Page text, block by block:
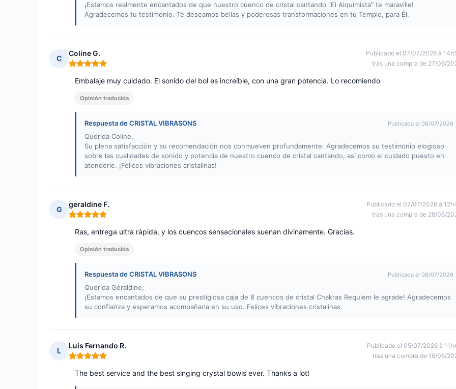
¡Estamos realmente encantados de que nuestro cuenco de cristal cantando "El Alquimista" te maraville!
Agradecemos tu testimonio. Te deseamos bellas y poderosas transformaciones en tu Templo, para Él.
C
Coline G.
Nota: 5 de 5
Publicado el 07/07/2026 à
tras una compra de 27/06/
Embalaje muy cuidado. El sonido del bol es increíble, con una gran potencia. Lo recomiendo
Opinión traducida
Respuesta de CRISTAL VIBRASONS Publicada el 08/07/2026
Querida Coline,
Su plena satisfacción y su recomendación nos conmueven profundamente. Agradecemos su testimonio elogioso
sobre las cualidades de sonido y potencia de nuestro cuenco de cristal cantando, así como el cuidado puesto en
atenderle. ¡Felices vibraciones cristalinas!
G
geraldine F.
Nota: 5 de 5
Publicado el 07/07/2026 à
tras una compra de 28/06/
Ras, entrega ultra rápida, y los cuencos sensacionales suenan divinamente. Gracias.
Opinión traducida
Respuesta de CRISTAL VIBRASONS Publicada el 08/07/2026
Querida Géraldine,
¡Estamos encantados de que su prestigiosa caja de 8 cuencos de cristal Chakras Requiem le agrade! Agradecemos
su confianza y esperamos acompañarla en su uso. Felices vibraciones cristalinas.
L
Luis Fernando R.
Nota: 5 de 5
Publicado el 05/07/2026 à
tras una compra de 16/06/
The best service and the best singing crystal bowls ever. Thanks a lot!